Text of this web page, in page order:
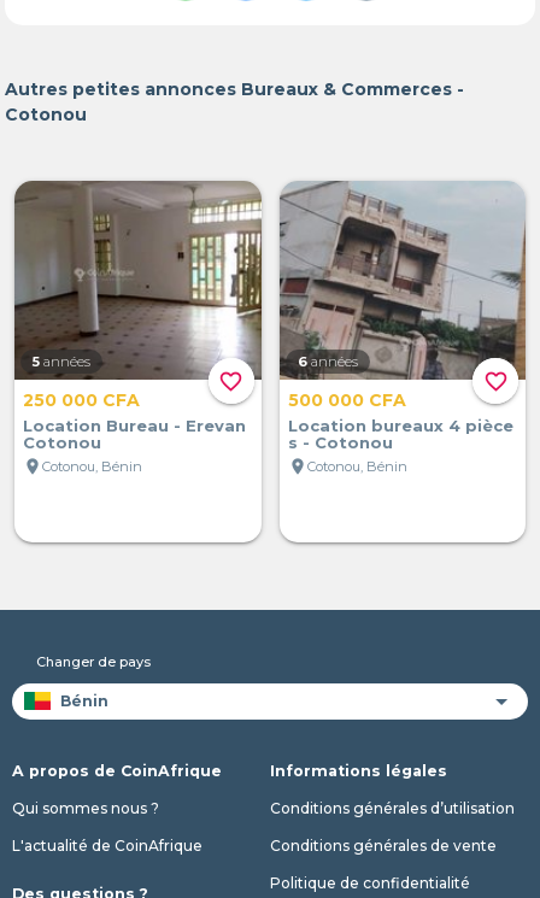
Autres petites annonces Bureaux & Commerces -
Cotonou
favorite_border
5 années
250 000 CFA
Location Bureau - Erevan
Cotonou
location_on Cotonou, Bénin
favorite_border
6 années
500 000 CFA
Location bureaux 4 pièce
s - Cotonou
location_on Cotonou, Bénin
Changer de pays
A propos de CoinAfrique
Qui sommes nous ?
L'actualité de CoinAfrique
Des questions ?
Informations légales
Conditions générales d’utilisation
Conditions générales de vente
Politique de confidentialité